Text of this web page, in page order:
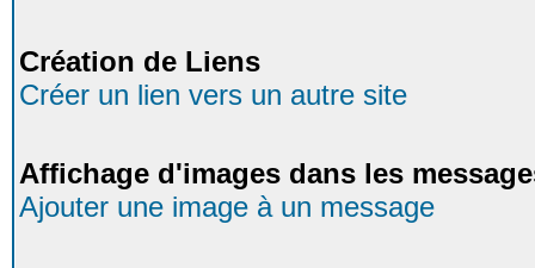
Création de Liens
Créer un lien vers un autre site
Affichage d'images dans les
Ajouter une image à un message